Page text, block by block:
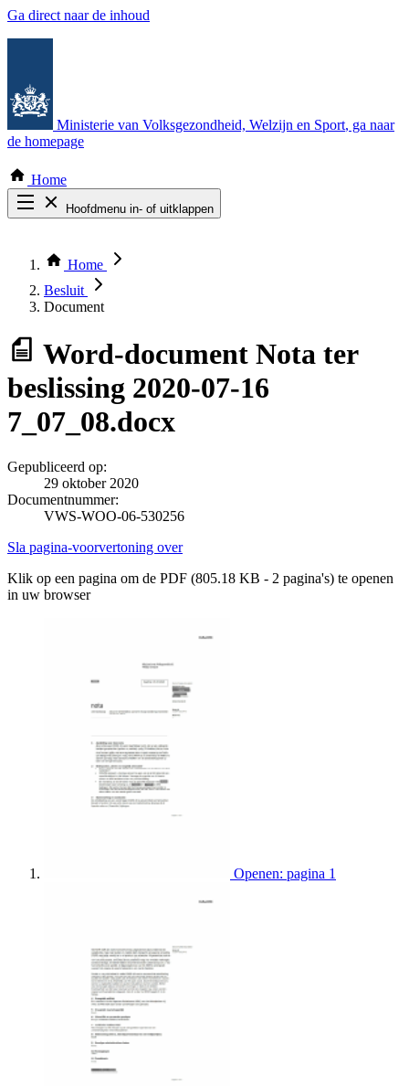
Ga direct naar de inhoud
Ministerie van Volksgezondheid, Welzijn en Sport, ga naar
de homepage
Home
Hoofdmenu in- of uitklappen
Thema COVID-19
Bekijk per bestuursorgaan
Home
Besluit
Document
Word-document Nota ter
beslissing 2020-07-16
7_07_08.docx
Gepubliceerd op:
29 oktober 2020
Documentnummer:
VWS-WOO-06-530256
Sla pagina-voorvertoning over
Klik op een pagina om de PDF (805.18 KB - 2 pagina's) te openen
in uw browser
Openen: pagina 1